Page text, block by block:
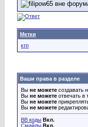
Метки
ктп
Ваши права в разделе
Вы не можете создавать
Вы не можете отвечать в
Вы не можете
Вы не можете
BB коды Вкл.
Смайлы Вкл.